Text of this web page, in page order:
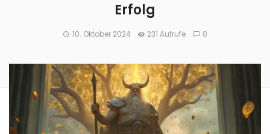
Erfolg
10. Oktober 2024 231 Aufrufe 0